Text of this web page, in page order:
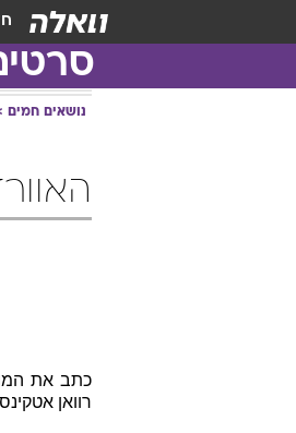
נושאים חמים
כתב את
רוואן